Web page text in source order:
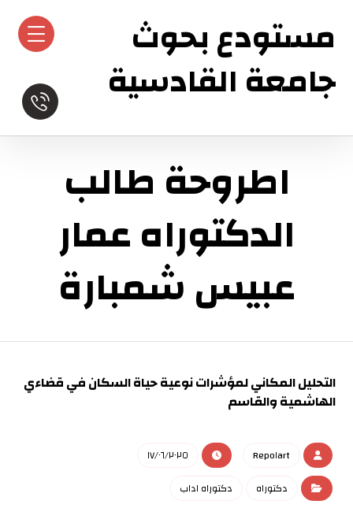
مستودع بحوث
جامعة القادسية
اطروحة طالب
الدكتوراه عمار
عبيس شمبارة
التحليل المكاني لمؤشرات نوعية حياة السكان في قضاءي
الهاشمية والقاسم
Repo١art
١٧/٠٦/٢٠٢٥
دكتوراه
دكتوراه اداب